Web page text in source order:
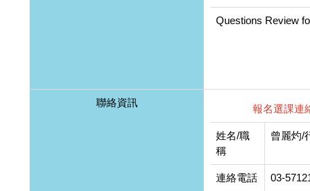
Questions Review
聯絡資訊
報名選課連
姓名/職
稱
曾麗灼/
連絡電話 03-